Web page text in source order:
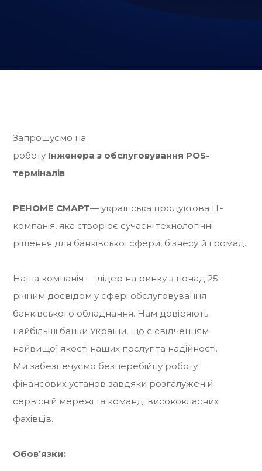
Запрошуємо на
роботу Інженера з обслуговування POS-
терміналів
РЕНОМЕ СМАРТ— українська продуктова IT-
компанія, яка створює сучасні технологічні
рішення для банківської сфери, бізнесу й громад.
Наша компанія — лідер на ринку з понад 25-
річним досвідом у сфері обслуговування
банківського обладнання. Нам довіряють
найбільші банки України, що є свідченням
найвищої якості наших послуг та надійності.
Ми забезпечуємо безперебійну роботу
фінансових установ завдяки розгалуженій
сервісній мережі та команді висококласних
фахівців.
Обов’язки: